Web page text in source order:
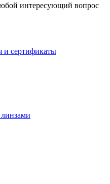
интересующий вопрос
и сертификаты